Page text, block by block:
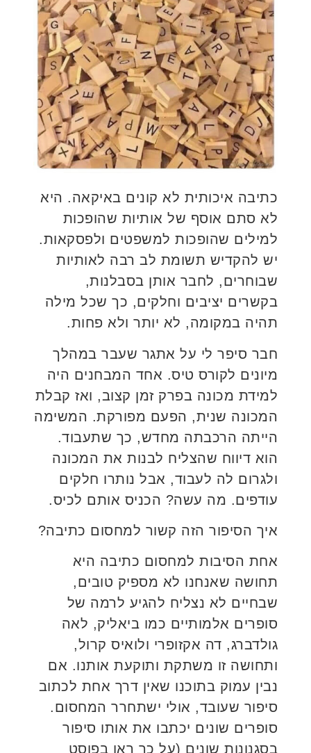
כתיבה איכותית לא קונים באיקאה. היא
לא סתם אוסף של אותיות שהופכות
למילים שהופכות למשפטים ולפסקאות.
יש להקדיש תשומת לב רבה לאותיות
שבוחרים, לחבר אותן בסבלנות,
בקשרים יציבים וחלקים, כך שכל מילה
תהיה במקומה, לא יותר ולא פחות.
חבר סיפר לי על אתגר שעבר במהלך
מיונים לקורס טיס. אחד המבחנים היה
למידת מכונה בפרק זמן קצוב, ואז קבלת
המכונה שנית, הפעם מפורקת. המשימה
הייתה הרכבתה מחדש, כך שתעבוד.
הוא דיווח שהצליח לבנות את המכונה
ולגרום לה לעבוד, אבל נותרו חלקים
עודפים. מה עשה? הכניס אותם לכיס.
איך הסיפור הזה קשור למחסום כתיבה?
אחת הסיבות למחסום כתיבה היא
תחושה שאנחנו לא מספיק טובים,
שבחיים לא נצליח להגיע לרמה של
סופרים אלמותיים כמו ביאליק, לאה
גולדברג, דה אקזופרי ולואיס קרול,
ותחושה זו משתקת ותוקעת אותנו. אם
נבין עמוק בתוכנו שאין דרך אחת לכתוב
סיפור שעובד, אולי ישתחרר המחסום.
סופרים שונים יכתבו את אותו סיפור
בסגנונות שונים (על כך ראו בפוסט